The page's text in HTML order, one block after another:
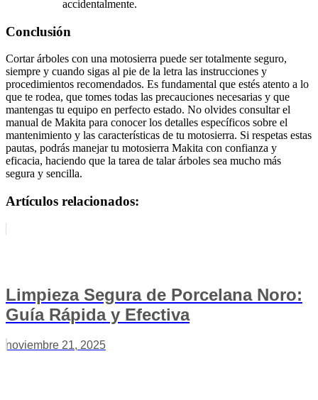
accidentalmente.
Conclusión
Cortar árboles con una motosierra puede ser totalmente seguro,
siempre y cuando sigas al pie de la letra las instrucciones y
procedimientos recomendados. Es fundamental que estés atento a lo
que te rodea, que tomes todas las precauciones necesarias y que
mantengas tu equipo en perfecto estado. No olvides consultar el
manual de Makita para conocer los detalles específicos sobre el
mantenimiento y las características de tu motosierra. Si respetas estas
pautas, podrás manejar tu motosierra Makita con confianza y
eficacia, haciendo que la tarea de talar árboles sea mucho más
segura y sencilla.
Artículos relacionados:
Limpieza Segura de Porcelana Noro:
Guía Rápida y Efectiva
noviembre 21, 2025